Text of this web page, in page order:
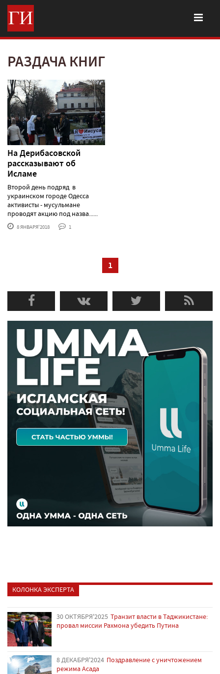
РАЗДАЧА КНИГ
На Дерибасовской
рассказывают об
Исламе
Второй день подряд в
украинском городе Одесса
активисты - мусульмане
проводят акцию под назва......
8 ЯНВАРЯ'2018 1
1
КОЛОНКА ЭКСПЕРТА
30 ОКТЯБРЯ'2025 Транзит власти в Таджикистане:
провал миссии Рахмона убедить Путина
8 ДЕКАБРЯ'2024 Поздравление с уничтожением
режима Асада